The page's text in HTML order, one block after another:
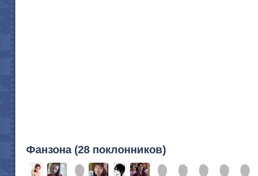
Фанзона (28 поклонников)